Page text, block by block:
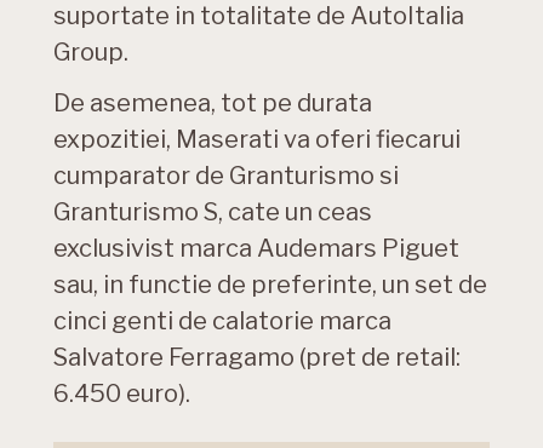
suportate in totalitate de AutoItalia
Group.
De asemenea, tot pe durata
expozitiei, Maserati va oferi fiecarui
cumparator de Granturismo si
Granturismo S, cate un ceas
exclusivist marca Audemars Piguet
sau, in functie de preferinte, un set de
cinci genti de calatorie marca
Salvatore Ferragamo (pret de retail:
6.450 euro).